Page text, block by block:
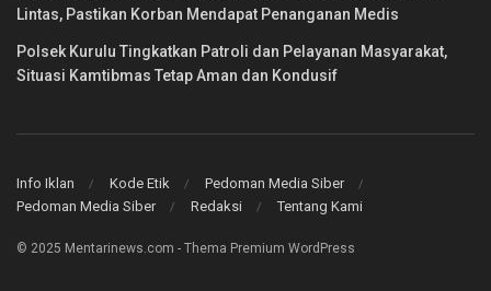
Lintas, Pastikan Korban Mendapat Penanganan Medis
Polsek Kurulu Tingkatkan Patroli dan Pelayanan Masyarakat,
Situasi Kamtibmas Tetap Aman dan Kondusif
Info Iklan Kode Etik
Pedoman Media Siber
Pedoman Media Siber
Redaksi Tentang Kami
© 2025 Mentarinews.com - Thema Premium WordPress